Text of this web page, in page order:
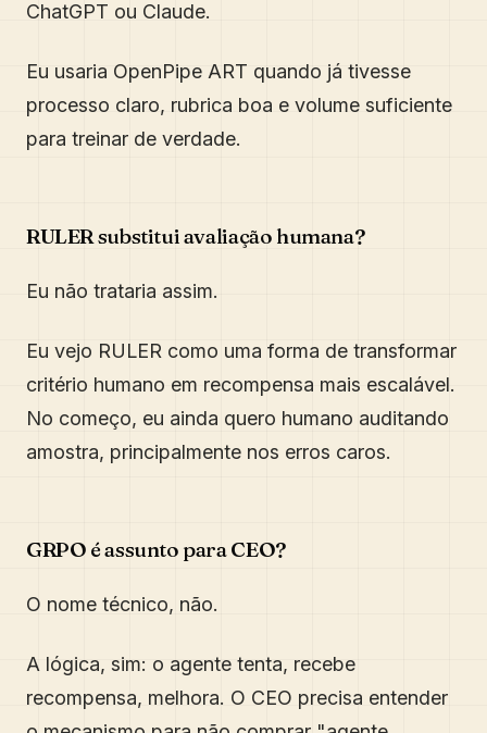
ChatGPT ou Claude.
Eu usaria OpenPipe ART quando já tivesse
processo claro, rubrica boa e volume suficiente
para treinar de verdade.
RULER substitui avaliação humana?
Eu não trataria assim.
Eu vejo RULER como uma forma de transformar
critério humano em recompensa mais escalável.
No começo, eu ainda quero humano auditando
amostra, principalmente nos erros caros.
GRPO é assunto para CEO?
O nome técnico, não.
A lógica, sim: o agente tenta, recebe
recompensa, melhora. O CEO precisa entender